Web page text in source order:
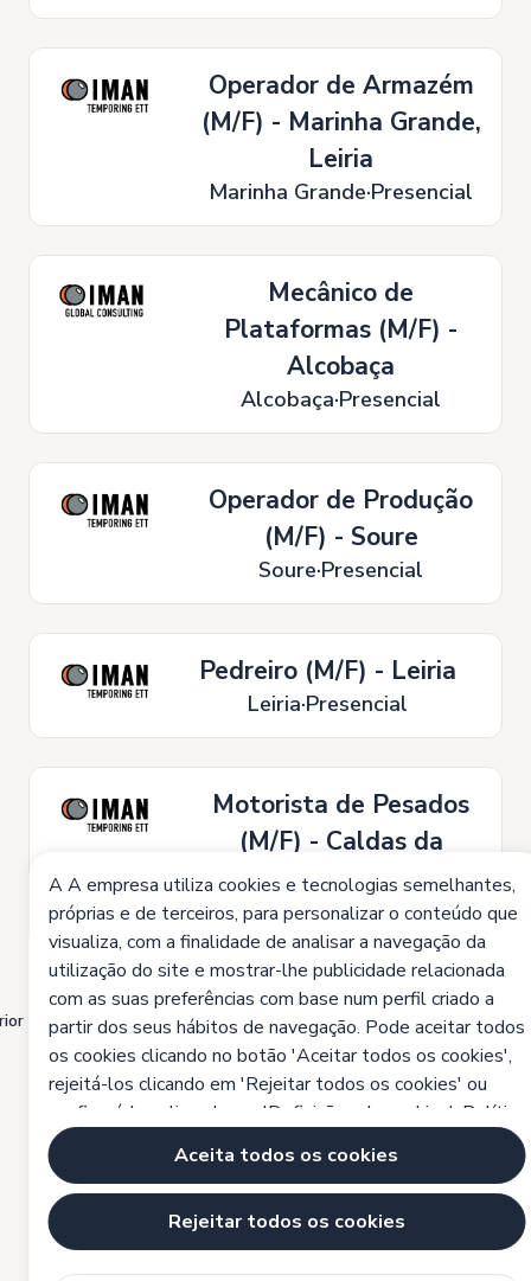
Operador de Armazém
(M/F) - Marinha Grande,
Leiria
Marinha Grande Presencial
Mecânico de
Plataformas (M/F) -
Alcobaça
Alcobaça Presencial
Operador de Produção
(M/F) - Soure
Soure Presencial
Pedreiro (M/F) - Leiria
Leiria Presencial
Motorista de Pesados
(M/F) - Caldas da
Rainha
Caldas da RainhaPresencial
1 2 3 4 ... 55 56 57
A A empresa utiliza cookies e tecnologias semelhantes,
próprias e de terceiros, para personalizar o conteúdo que
visualiza, com a finalidade de analisar a navegação da
utilização do site e mostrar-lhe publicidade relacionada
com as suas preferências com base num perfil criado a
partir dos seus hábitos de navegação. Pode aceitar todos
os cookies clicando no botão 'Aceitar todos os cookies',
rejeitá-los clicando em 'Rejeitar todos os cookies' ou
configurá-los clicando em 'Definições de cookies'. Política
de cookies
Aceita todos os cookies
Rejeitar todos os cookies